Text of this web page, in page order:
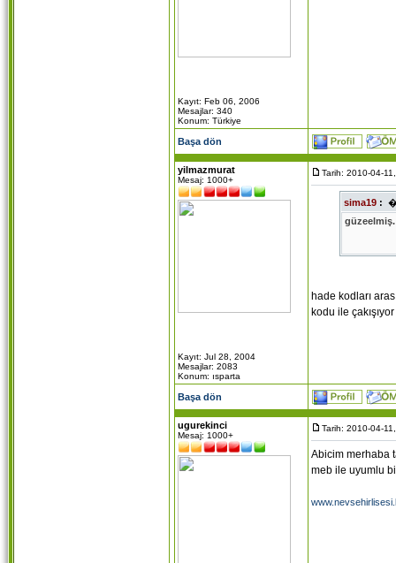
Kayıt: Feb 06, 2006
Mesajlar: 340
Konum: Türkiye
Başa dön
yilmazmurat
Mesaj: 1000+
Kayıt: Jul 28, 2004
Mesajlar: 2083
Konum: ısparta
Tarih: 2010-04-
sima19 :
hade kodları
kodu ile
Başa dön
ugurekinci
Mesaj: 1000+
Tarih: 2010-04-
Abicim merhaba
meb ile uyumlu